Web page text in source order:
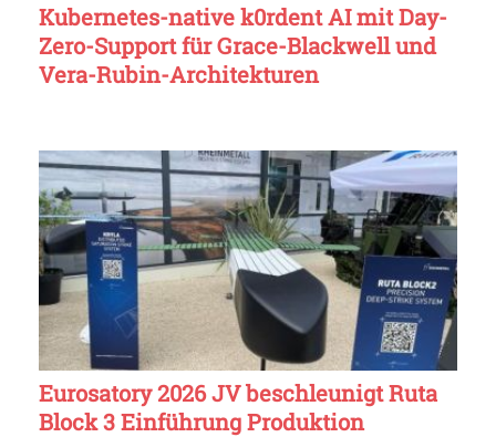
Kubernetes-native k0rdent AI mit Day-
Zero-Support für Grace-Blackwell und
Vera-Rubin-Architekturen
Eurosatory 2026 JV beschleunigt Ruta
Block 3 Einführung Produktion